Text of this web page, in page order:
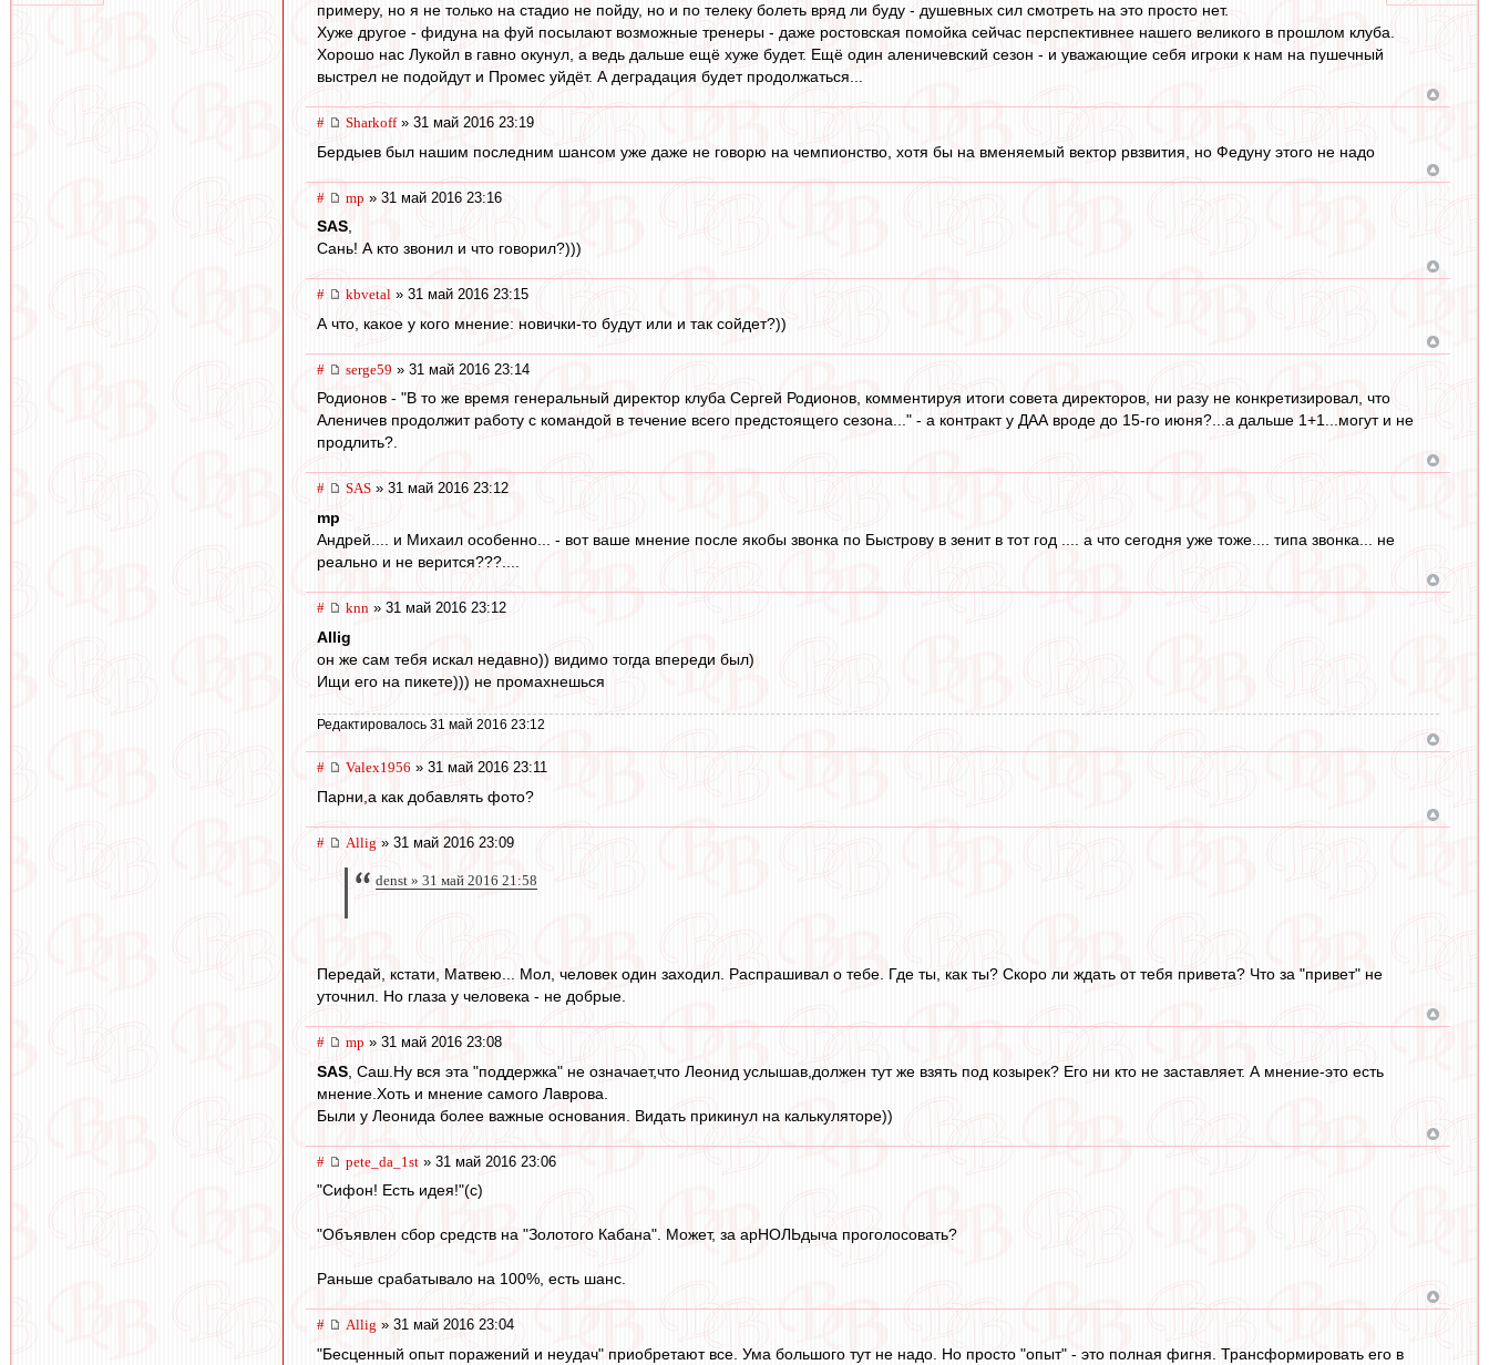
примеру, но я не только на стадио не пойду, но и по телеку болеть вряд ли буду - душевных сил смотреть на это просто нет.
Хуже другое - фидуна на фуй посылают возможные тренеры - даже ростовская помойка сейчас перспективнее нашего великого в прошлом клуба.
Хорошо нас Лукойл в гавно окунул, а ведь дальше ещё хуже будет. Ещё один аленичевский сезон - и уважающие себя игроки к нам на пушечный
выстрел не подойдут и Промес уйдёт. А деградация будет продолжаться...
# Sharkoff» 31 май 2016 23:19
Бердыев был нашим последним шансом уже даже не говорю на чемпионство, хотя бы на вменяемый вектор рвзвития, но Федуну этого не надо
# mp » 31 май 2016 23:16
SAS,
Сань! А кто звонил и что говорил?)))
# kbvetal » 31 май 2016 23:15
А что, какое у кого мнение: новички-то будут или и так сойдет?))
# serge59 » 31 май 2016 23:14
Родионов - "В то же время генеральный директор клуба Сергей Родионов, комментируя итоги совета директоров, ни разу не конкретизировал, что
Аленичев продолжит работу с командой в течение всего предстоящего сезона..." - а контракт у ДАА вроде до 15-го июня?...а дальше 1+1...могут и не
продлить?.
# SAS » 31 май 2016 23:12
mp
Андрей.... и Михаил особенно... - вот ваше мнение после якобы звонка по Быстрову в зенит в тот год .... а что сегодня уже тоже.... типа звонка... не
реально и не верится???....
# knn » 31 май 2016 23:12
Allig
он же сам тебя искал недавно)) видимо тогда впереди был)
Ищи его на пикете))) не промахнешься
Редактировалось 31 май 2016 23:12
# Valex1956 » 31 май 2016 23:11
Парни,а как добавлять фото?
# Allig » 31 май 2016 23:09
denst » 31 май 2016 21:58
Передай, кстати, Матвею... Мол, человек один заходил. Распрашивал о тебе. Где ты, как ты? Скоро ли ждать от тебя привета? Что за "привет" не
уточнил. Но глаза у человека - не добрые.
# mp » 31 май 2016 23:08
SAS , Саш.Ну вся эта "поддержка" не означает,что Леонид услышав,должен тут же взять под козырек? Его ни кто не заставляет. А мнение-это есть
мнение.Хоть и мнение самого Лаврова.
Были у Леонида более важные основания. Видать прикинул на калькуляторе))
# pete_da_1st » 31 май 2016 23:06
"Сифон! Есть идея!"(с)
"Объявлен сбор средств на "Золотого Кабана". Может, за арНОЛЬдыча проголосовать?
Раньше срабатывало на 100%, есть шанс.
# Allig » 31 май 2016 23:04
"Бесценный опыт поражений и неудач" приобретают все. Ума большого тут не надо. Но просто "опыт" - это полная фигня. Трансформировать его в